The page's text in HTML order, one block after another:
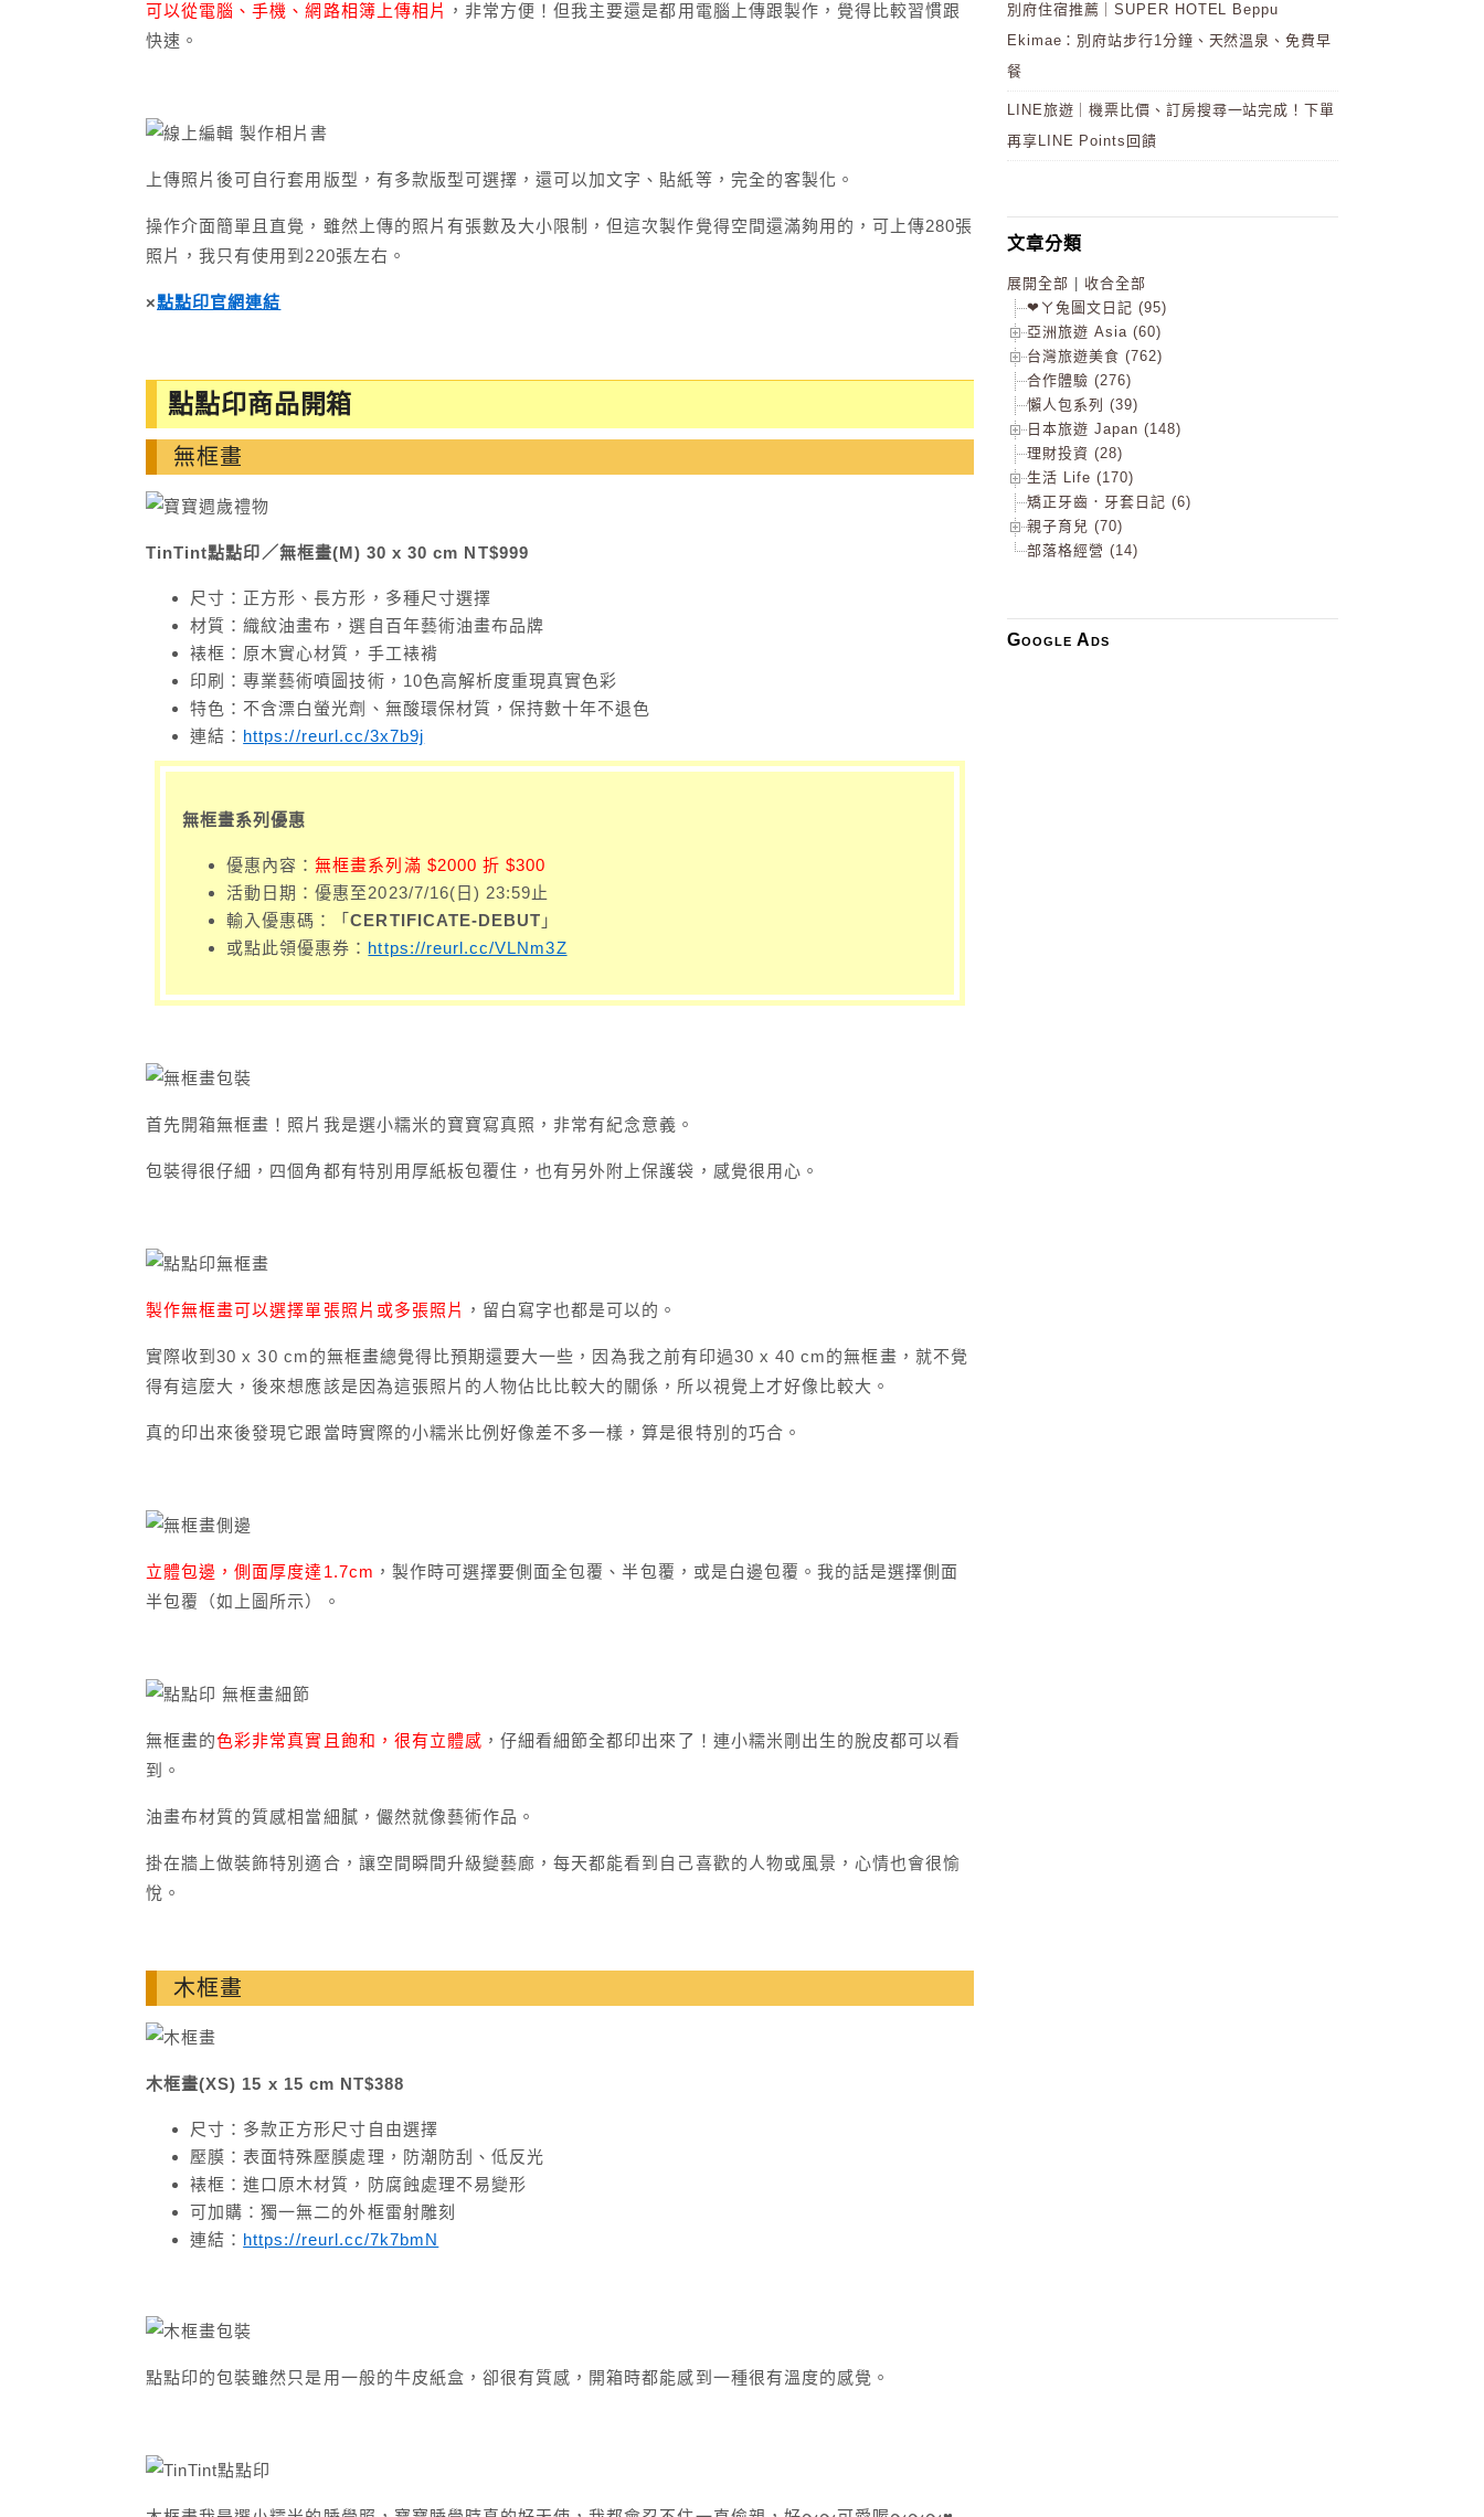
可以從電腦、手機、網路相簿上傳相片 ，非常方便！但我主要還是都用電腦上傳跟製作，覺得比較習慣跟
快速。
上傳照片後可自行套用版型，有多款版型可選擇，還可以加文字、貼紙等，完全的客製化。
操作介面簡單且直覺，雖然上傳的照片有張數及大小限制，但這次製作覺得空間還滿夠用的，可上傳280張
照片，我只有使用到220張左右。
×點點印官網連結
點點印商品開箱
無框畫
TinTint點點印／無框畫(M) 30 x 30 cm NT$999
尺寸：正方形、長方形，多種尺寸選擇
材質：織紋油畫布，選自百年藝術油畫布品牌
裱框：原木實心材質，手工裱褙
印刷：專業藝術噴圖技術，10色高解析度重現真實色彩
特色：不含漂白螢光劑、無酸環保材質，保持數十年不退色
連結： https://reurl.cc/3x7b9j
無框畫系列優惠
優惠內容：無框畫系列滿 $2000 折 $300
活動日期：優惠至2023/7/16(日) 23:59止
輸入優惠碼：「CERTIFICATE-DEBUT 」
或點此領優惠券： https://reurl.cc/VLNm3Z
首先開箱無框畫！照片我是選小糯米的寶寶寫真照，非常有紀念意義。
包裝得很仔細，四個角都有特別用厚紙板包覆住，也有另外附上保護袋，感覺很用心。
製作無框畫可以選擇單張照片或多張照片 ，留白寫字也都是可以的。
實際收到30 x 30 cm的無框畫總覺得比預期還要大一些，因為我之前有印過30 x 40 cm的無框畫，就不覺
得有這麼大，後來想應該是因為這張照片的人物佔比比較大的關係，所以視覺上才好像比較大。
真的印出來後發現它跟當時實際的小糯米比例好像差不多一樣，算是很特別的巧合。
立體包邊，側面厚度達1.7cm ，製作時可選擇要側面全包覆、半包覆，或是白邊包覆。我的話是選擇側面
半包覆（如上圖所示）。
無框畫的色彩非常真實且飽和，很有立體感 ，仔細看細節全都印出來了！連小糯米剛出生的脫皮都可以看
到。
油畫布材質的質感相當細膩，儼然就像藝術作品。
掛在牆上做裝飾特別適合，讓空間瞬間升級變藝廊，每天都能看到自己喜歡的人物或風景，心情也會很愉
悅。
木框畫
木框畫(XS) 15 x 15 cm NT$388
尺寸：多款正方形尺寸自由選擇
壓膜：表面特殊壓膜處理，防潮防刮、低反光
裱框：進口原木材質，防腐蝕處理不易變形
可加購：獨一無二的外框雷射雕刻
連結： https://reurl.cc/7k7bmN
點點印的包裝雖然只是用一般的牛皮紙盒，卻很有質感，開箱時都能感到一種很有溫度的感覺。
別府住宿推薦｜SUPER HOTEL Beppu
Ekimae：別府站步行1分鐘、天然溫泉、免費早
餐
LINE旅遊｜機票比價、訂房搜尋一站完成！下單
再享LINE Points回饋
文章分類
展開全部
收合全部
❤ㄚ兔圖文日記 (95)
亞洲旅遊 Asia (60)
台灣旅遊美食 (762)
合作體驗 (276)
懶人包系列 (39)
日本旅遊 Japan (148)
理財投資 (28)
生活 Life (170)
矯正牙齒．牙套日記 (6)
親子育兒 (70)
部落格經營 (14)
Google Ads